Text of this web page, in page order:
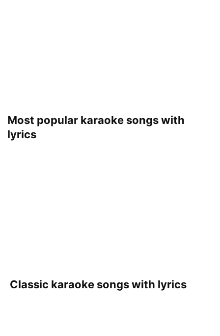
Most popular karaoke songs with
lyrics
Classic karaoke songs with lyrics